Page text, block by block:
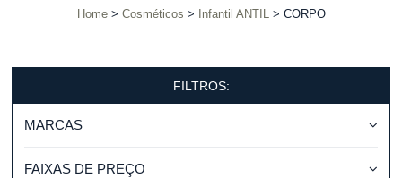
Home Cosméticos Infantil ANTIL CORPO
FILTROS:
MARCAS
FAIXAS DE PREÇO